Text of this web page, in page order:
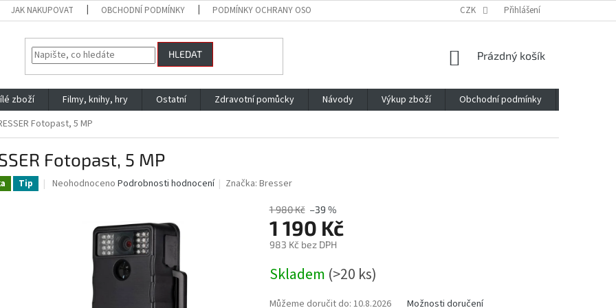
JAK NAKUPOVAT OBCHODNÍ PODMÍNKY PODMÍNKY OCHRANY OSOBNÍCH ÚDAJŮ CZK Přihlášení
HLEDAT
NÁKUPNÍ
Prázdný košík
zboží Filmy, knihy, hry Ostatní Zdravotní pomůcky Návody Výkup zboží Obchodní podmínky
Fotopast, 5 MP
Fotopast, 5 MP
Tip
Průměrné
hvězdiček.
Neohodnoceno Podrobnosti hodnocení Značka:Bresser
1 980 Kč –39 %
1 190 Kč
983 Kč bez DPH
cena:
Skladem (>20 ks)
Můžeme doručit do: 10.8.2026 Možnosti doručení